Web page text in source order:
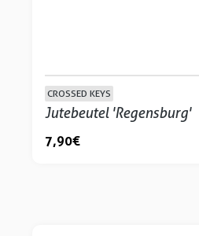
CROSSED KEYS
Jutebeutel 'Regensburg'
7,90 €